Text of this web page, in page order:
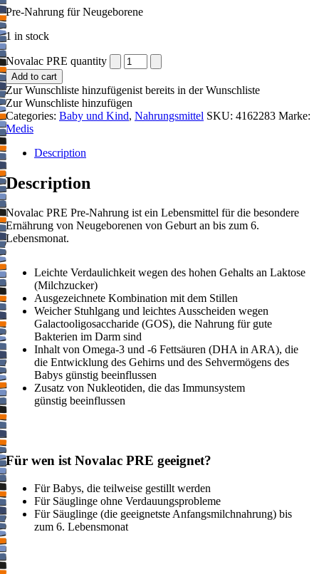
Pre-Nahrung für Neugeborene
1 in stock
Novalac PRE quantity
Add to cart
Zur Wunschliste hinzufügenist bereits in der Wunschliste
Zur Wunschliste hinzufügen
Categories: Baby und Kind, Nahrungsmittel SKU: 4162283 Marke:
Medis
Description
Description
Novalac PRE Pre-Nahrung ist ein Lebensmittel für die besondere
Ernährung von Neugeborenen von Geburt an bis zum 6.
Lebensmonat.
Leichte Verdaulichkeit wegen des hohen Gehalts an Laktose
(Milchzucker)
Ausgezeichnete Kombination mit dem Stillen
Weicher Stuhlgang und leichtes Ausscheiden wegen
Galactooligosaccharide (GOS), die Nahrung für gute
Bakterien im Darm sind
Inhalt von Omega-3 und -6 Fettsäuren (DHA in ARA), die
die Entwicklung des Gehirns und des Sehvermögens des
Babys günstig beeinflussen
Zusatz von Nukleotiden, die das Immunsystem
günstig beeinflussen
Für wen ist Novalac PRE geeignet?
Für Babys, die teilweise gestillt werden
Für Säuglinge ohne Verdauungsprobleme
Für Säuglinge (die geeignetste Anfangsmilchnahrung) bis
zum 6. Lebensmonat